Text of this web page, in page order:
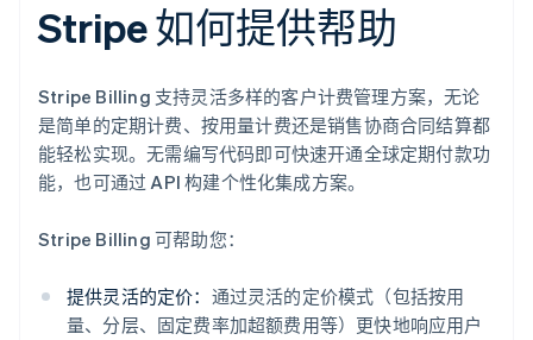
Stripe 如何提供帮助
Stripe Billing 支持灵活多样的客户计费管理方案，无论
是简单的定期计费、按用量计费还是销售协商合同结算都
能轻松实现。无需编写代码即可快速开通全球定期付款功
能，也可通过 API 构建个性化集成方案。
Stripe Billing 可帮助您：
提供灵活的定价： 通过灵活的定价模式（包括按用
量、分层、固定费率加超额费用等）更快地响应用户